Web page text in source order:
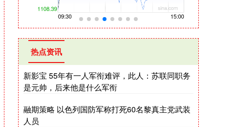
热点资讯
新影宝 55年有一人军衔难评，此人：苏联同职务
是元帅，后来他是什么军衔
融期策略 以色列国防军称打死60名黎真主党武装
人员